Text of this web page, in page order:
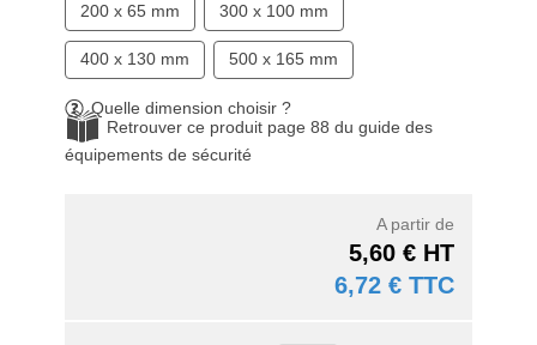
200 x 65 mm 300 x 100 mm
400 x 130 mm 500 x 165 mm
Quelle dimension choisir ?
Retrouver ce produit page 88 du guide des
équipements de sécurité
A partir de
5,60 € HT
6,72 € TTC